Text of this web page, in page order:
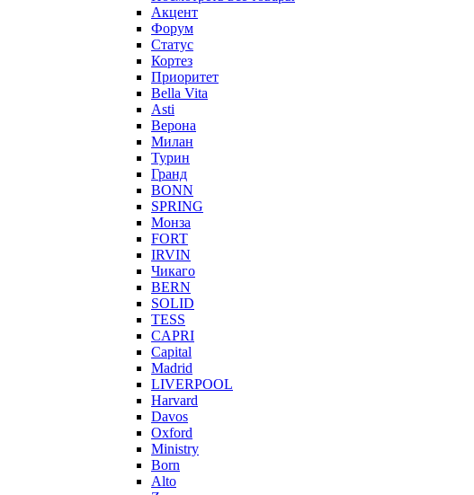
Акцент
Форум
Статус
Кортез
Приоритет
Bella Vita
Asti
Верона
Милан
Турин
Гранд
BONN
SPRING
Монза
FORT
IRVIN
Чикаго
BERN
SOLID
TESS
CAPRI
Capital
Madrid
LIVERPOOL
Harvard
Davos
Oxford
Ministry
Born
Alto